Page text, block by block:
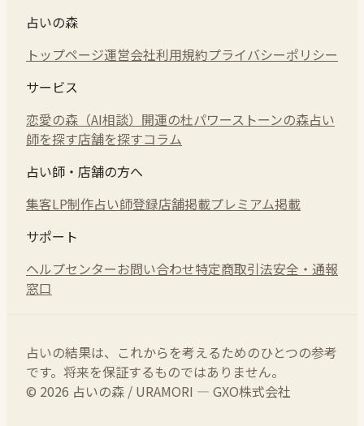
占いの森
トップページ運営会社利用規約プライバシーポリシー
サービス
恋愛の森（AI相談） 開運の杜パワーストーンの森占い
師を探す店舗を探すコラム
占い師・店舗の方へ
集客LP制作占い師登録店舗掲載プレミアム掲載
サポート
ヘルプセンターお問い合わせ特定商取引法安全・通報
窓口
占いの結果は、これからを考えるためのひとつの参考
です。将来を保証するものではありません。
© 2026 占いの森 / URAMORI — GXO株式会社